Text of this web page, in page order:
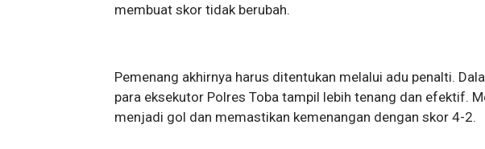
membuat skor tidak berubah.
Pemenang akhirnya harus ditentukan melalui adu penalti.
para eksekutor Polres Toba tampil lebih tenang dan efektif.
menjadi gol dan memastikan kemenangan dengan skor 4-2.